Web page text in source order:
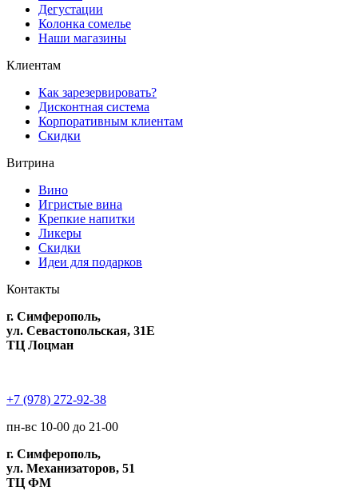
Дегустации
Колонка сомелье
Наши магазины
Клиентам
Как зарезервировать?
Дисконтная система
Корпоративным клиентам
Скидки
Витрина
Вино
Игристые вина
Крепкие напитки
Ликеры
Скидки
Идеи для подарков
Контакты
г. Симферополь,
ул. Севастопольская, 31Е
ТЦ Лоцман
+7 (978) 272-92-38
пн-вс 10-00 до 21-00
г. Симферополь,
ул. Механизаторов, 51
ТЦ ФМ